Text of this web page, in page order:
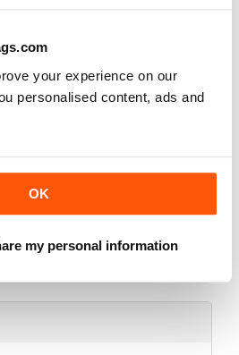
your experience on our
personalised content, ads and
OK
my personal information
Recensito 08 febbraio 2021
Nick pert's Endgame
column; Any chance of